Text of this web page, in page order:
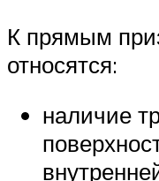
К прямым
относятся:
наличие